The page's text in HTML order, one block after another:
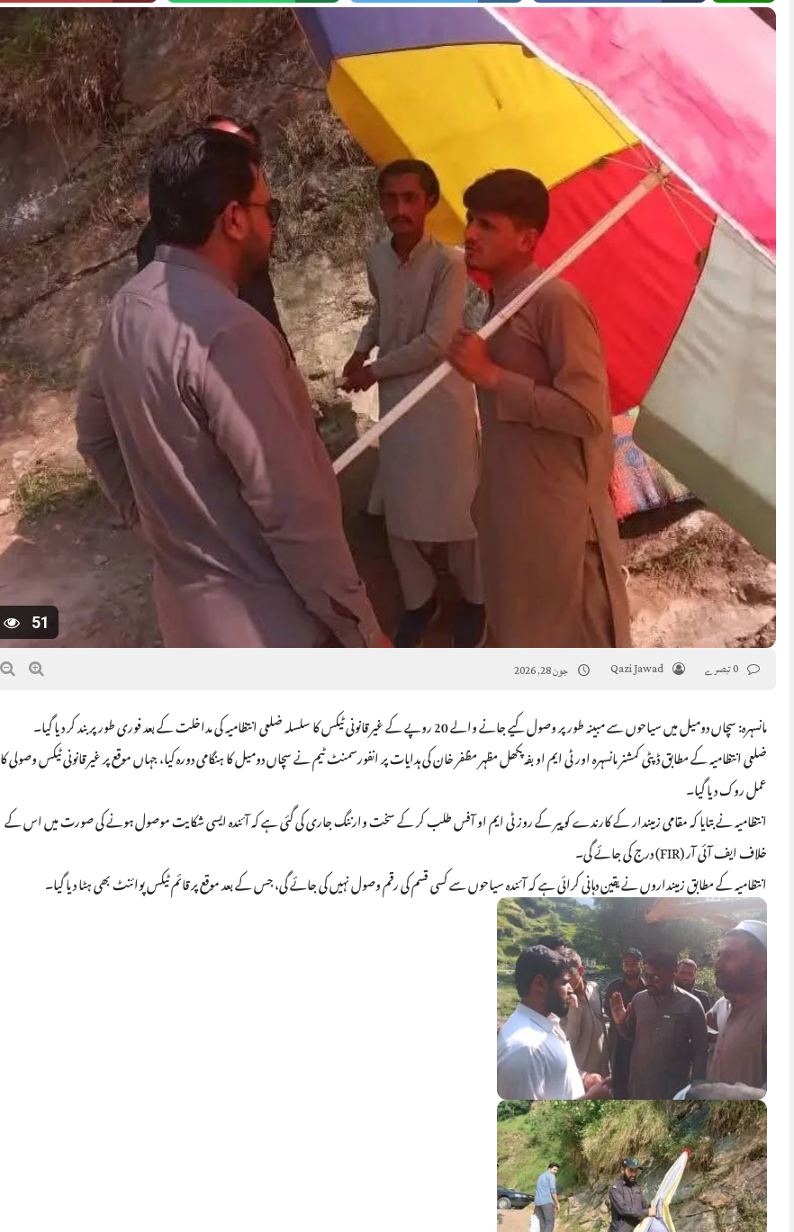
51
Qazi Jawad جون 28, 2026
مانسہرہ: سچاں دومیل میں سیاحوں سے مبینہ طور پر وصول کیے جانے والے 20 روپے کے غیر قانونی ٹیکس کا سلسلہ ضلعی انتظامیہ کی مداخلت کے بعد فوری طور پر بند کر دیا گیا۔
ضلعی انتظامیہ کے مطابق ڈپٹی کمشنر مانسہرہ اور ٹی ایم او بفہ پکھل مظہر مظفر خان کی ہدایات پر انفورسمنٹ ٹیم نے سچاں دومیل کا ہنگامی دورہ کیا، جہاں موقع پر غیر قانونی ٹیکس وصولی کا
عمل روک دیا گیا۔
انتظامیہ نے بتایا کہ مقامی زمیندار کے کارندے کو پیر کے روز ٹی ایم او آفس طلب کر کے سخت وارننگ جاری کی گئی ہے کہ آئندہ ایسی شکایت موصول ہونے کی صورت میں اس کے
خلاف ایف آئی آر (FIR) درج کی جائے گی۔
انتظامیہ کے مطابق زمینداروں نے یقین دہانی کرائی ہے کہ آئندہ سیاحوں سے کسی قسم کی رقم وصول نہیں کی جائے گی، جس کے بعد موقع پر قائم ٹیکس پوائنٹ بھی ہٹا دیا گیا۔